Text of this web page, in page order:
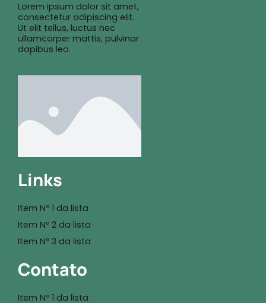
Lorem ipsum dolor sit amet,
consectetur adipiscing elit.
Ut elit tellus, luctus nec
ullamcorper mattis, pulvinar
dapibus leo.
Links
Item Nº 1 da lista
Item Nº 2 da lista
Item Nº 3 da lista
Contato
Item Nº 1 da lista